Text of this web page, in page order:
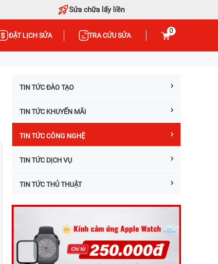
Sửa chữa lấy liền
ĐẶT LỊCH SỬA TRA CỨU SỬA
0
TIN TỨC ĐÀO TẠO
TIN TỨC KHUYẾN MÃI
TIN TỨC CÔNG NGHỆ
TIN TỨC DỊCH VỤ
TIN TỨC THỦ THUẬT